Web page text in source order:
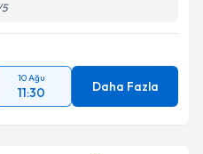
10 Ağu
11:30 Daha Fazla